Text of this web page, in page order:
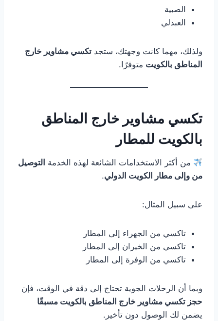
الصبية
العبدلي
ولذلك، مهما كانت وجهتك، ستجد تكسي مشاوير خارج
المناطق بالكويت متوفرًا.
تكسي مشاوير خارج المناطق
بالكويت للمطار
من أكثر الاستخدامات الشائعة لهذه الخدمة التوصيل
من وإلى مطار الكويت الدولي.
على سبيل المثال:
تاكسي من الجهراء إلى المطار
تاكسي من الخيران إلى المطار
تاكسي من الوفرة إلى المطار
وبما أن الرحلات الجوية تحتاج إلى دقة في الوقت، فإن
حجز تكسي مشاوير خارج المناطق بالكويت مسبقًا
يضمن لك الوصول دون تأخير.